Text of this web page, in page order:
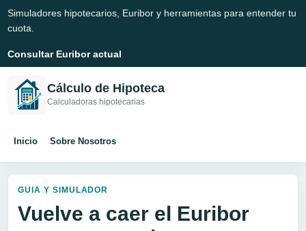
Simuladores hipotecarios, Euribor y herramientas para entender tu
cuota.
Consultar Euribor actual
Cálculo de Hipoteca
Calculadoras hipotecarias
Inicio Sobre Nosotros
GUIA Y SIMULADOR
Vuelve a caer el Euribor